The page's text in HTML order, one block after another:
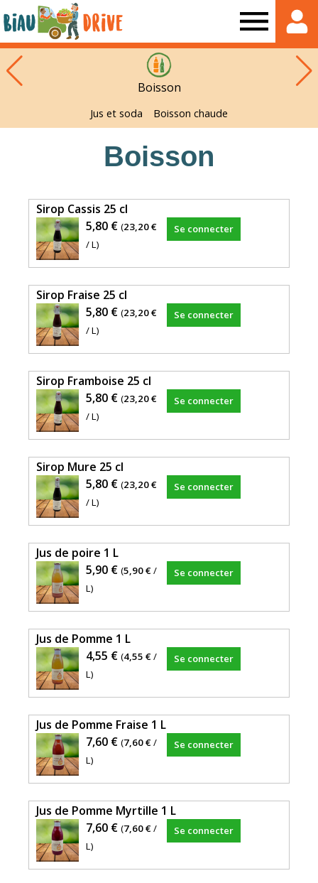
Drive
Boisson
Jus et soda Boisson chaude
Boisson
Sirop Cassis 25 cl
5,80 € (23,20 €
/ L)
Se connecter
Sirop Fraise 25 cl
5,80 € (23,20 €
/ L)
Se connecter
Sirop Framboise 25 cl
5,80 € (23,20 €
/ L)
Se connecter
Sirop Mure 25 cl
5,80 € (23,20 €
/ L)
Se connecter
Jus de poire 1 L
5,90 € (5,90 €/
L)
Se connecter
Jus de Pomme 1 L
4,55 € (4,55 €/
L)
Se connecter
Jus de Pomme Fraise 1 L
7,60 € (7,60 €/
L)
Se connecter
Jus de Pomme Myrtille 1 L
7,60 € (7,60 €/
L)
Se connecter